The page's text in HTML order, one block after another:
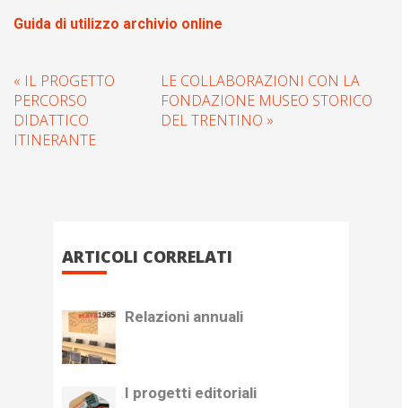
Guida di utilizzo archivio online
« IL PROGETTO
PERCORSO
DIDATTICO
ITINERANTE
LE COLLABORAZIONI CON LA
FONDAZIONE MUSEO STORICO
DEL TRENTINO »
ARTICOLI CORRELATI
Relazioni annuali
I progetti editoriali